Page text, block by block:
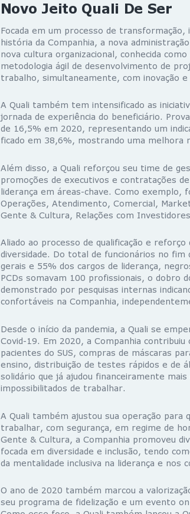
Novo Jeito Quali De Ser
Focada em um processo de
história da Companhia, a nova
nova cultura organizacional, conhecida
metodologia ágil de desenvolvimento de
trabalho, simultaneamente, com inovação e
A Quali também tem intensificado as
jornada de experiência do beneficiário.
de 16,5% em 2020, representando um
ficado em 38,6%, mostrando uma melhora
Além disso, a Quali reforçou seu time de
promoções de executivos e contratações
liderança em áreas-chave. Como exemplo,
Operações, Atendimento, Comercial,
Gente & Cultura, Relações com
Aliado ao processo de qualificação e
diversidade. Do total de funcionários no fim
gerais e 55% dos cargos de liderança,
PCDs somavam 100 profissionais, o dobro
demonstrado por pesquisas internas
confortáveis na Companhia,
Desde o início da pandemia, a Quali se
Covid-19. Em 2020, a Companhia
pacientes do SUS, compras de máscaras
ensino, distribuição de testes rápidos e de
solidário que já ajudou financeiramente
impossibilitados de trabalhar.
A Quali também ajustou sua operação para
trabalhar, com segurança, em regime de
Gente & Cultura, a Companhia promoveu
focada em diversidade e inclusão, tendo
da mentalidade inclusiva na liderança e nos
O ano de 2020 também marcou a
seu programa de fidelização e um evento